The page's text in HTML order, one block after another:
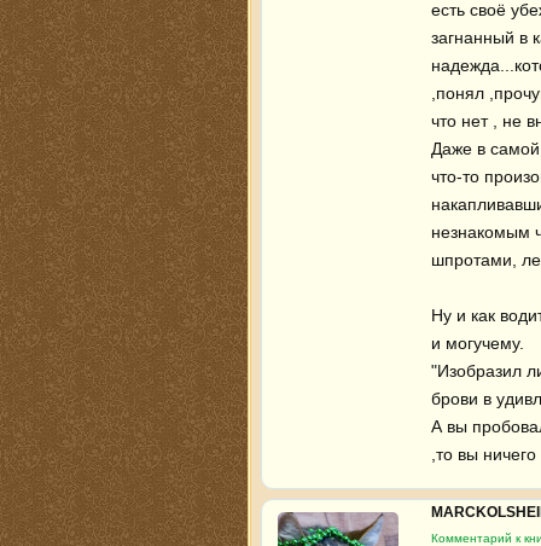
есть своё
загнанный в
,понял
что нет , не
Даже в самой
что-то
незнакомым
шпротами,
Ну и как
и могучему.
"Изобразил
брови в
А вы
,то вы
Комментарий к